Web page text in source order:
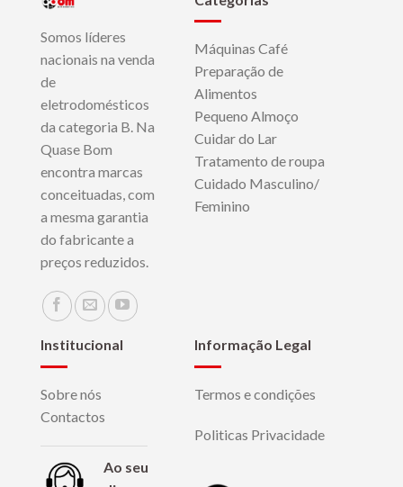
Somos líderes
nacionais na venda
de
eletrodomésticos
da categoria B. Na
Quase Bom
encontra marcas
conceituadas, com
a mesma garantia
do fabricante a
preços reduzidos.
Máquinas Café
Preparação de
Alimentos
Pequeno Almoço
Cuidar do Lar
Tratamento de roupa
Cuidado Masculino/
Feminino
Institucional
Sobre nós
Contactos
Ao seu
Informação Legal
Termos e condições
Politicas Privacidade